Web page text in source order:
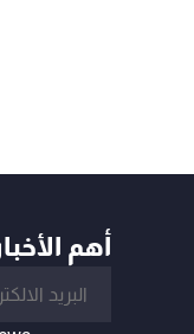
أهم